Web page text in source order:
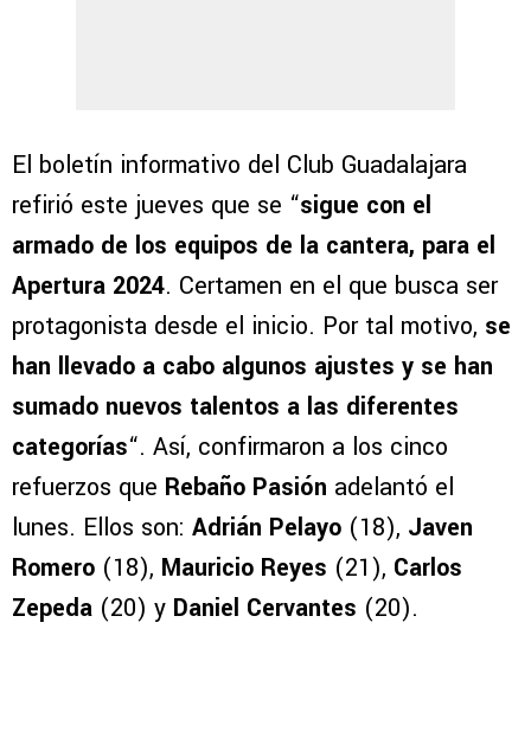
El boletín informativo del Club Guadalajara
refirió este jueves que se “sigue con el
armado de los equipos de la cantera, para el
Apertura 2024. Certamen en el que busca ser
protagonista desde el inicio. Por tal motivo, se
han llevado a cabo algunos ajustes y se han
sumado nuevos talentos a las diferentes
categorías“. Así, confirmaron a los cinco
refuerzos que Rebaño Pasión adelantó el
lunes. Ellos son: Adrián Pelayo (18), Javen
Romero (18), Mauricio Reyes (21), Carlos
Zepeda (20) y Daniel Cervantes (20).